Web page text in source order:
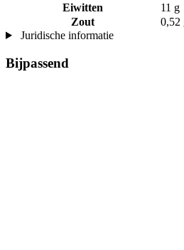
Eiwitten
11 g
Zout
0,52
Juridische informatie
Bijpassend